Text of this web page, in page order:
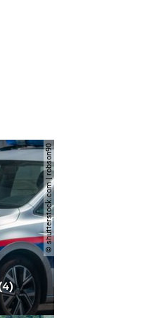
© shutterstock.com | robson90